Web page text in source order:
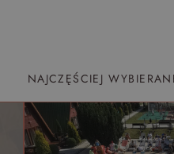
NAJCZĘŚCIEJ